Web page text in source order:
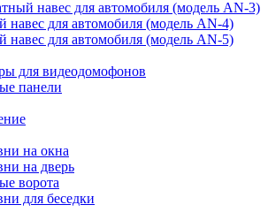
навес для автомобиля (модель AN-3)
навес для автомобиля (модель AN-4)
навес для автомобиля (модель AN-5)
для видеодомофонов
панели
на окна
на дверь
ворота
для беседки